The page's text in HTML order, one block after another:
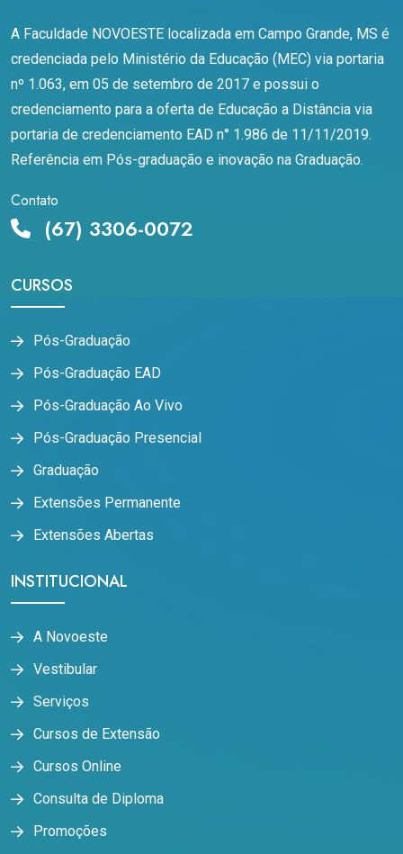
A Faculdade NOVOESTE localizada em Campo Grande, MS é
credenciada pelo Ministério da Educação (MEC) via portaria
nº 1.063, em 05 de setembro de 2017 e possui o
credenciamento para a oferta de Educação a Distância via
portaria de credenciamento EAD n° 1.986 de 11/11/2019.
Referência em Pós-graduação e inovação na Graduação.
Contato
(67) 3306-0072
CURSOS
Pós-Graduação
Pós-Graduação EAD
Pós-Graduação Ao Vivo
Pós-Graduação Presencial
Graduação
Extensões Permanente
Extensões Abertas
INSTITUCIONAL
A Novoeste
Vestibular
Serviços
Cursos de Extensão
Cursos Online
Consulta de Diploma
Promoções